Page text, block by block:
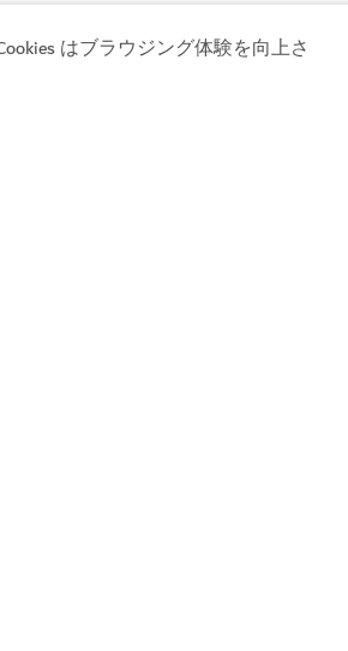
はブラウジング体験を向上さ
ビブグルマン